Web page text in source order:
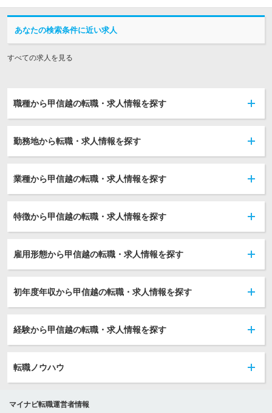
あなたの検索条件に近い求人
すべての求人を見る
職種から甲信越の転職・求人情報を探す
勤務地から転職・求人情報を探す
業種から甲信越の転職・求人情報を探す
特徴から甲信越の転職・求人情報を探す
雇用形態から甲信越の転職・求人情報を探す
初年度年収から甲信越の転職・求人情報を探す
経験から甲信越の転職・求人情報を探す
転職ノウハウ
マイナビ転職運営者情報